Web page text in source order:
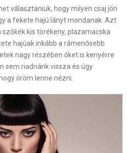
választaniuk, hogy milyen csaj jön
a fekete hajú lányt mondanak. Azt
kis törékeny, plazamacska
hajúak inkább a rámenősebb
nagy részében őket is kenyérre
sem riadnánk vissza és úgy
öröm lenne nézni.